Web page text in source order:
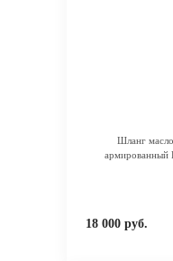
Шланг
18 000 руб.